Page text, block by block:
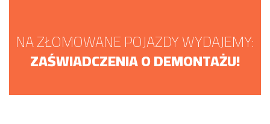
NA ZŁOMOWANE POJAZDY WYDAJEMY:
ZAŚWIADCZENIA O DEMONTAŻU!